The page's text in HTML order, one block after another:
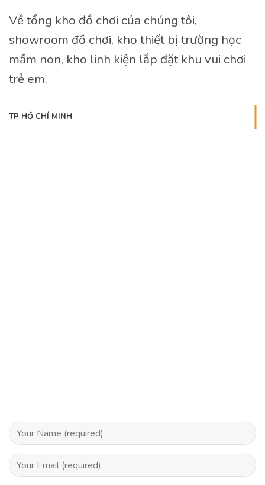
Về tổng kho đồ chơi của chúng tôi,
showroom đồ chơi, kho thiết bị trường học
mầm non, kho linh kiện lắp đặt khu vui chơi
trẻ em.
TP HỒ CHÍ MINH